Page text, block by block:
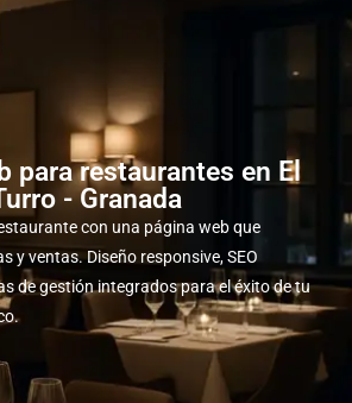
para restaurantes en El
- Granada
con una página web que
y ventas. Diseño responsive, SEO
de gestión integrados para el éxito de tu